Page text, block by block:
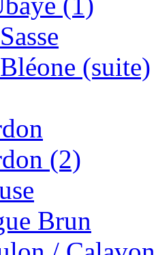
(suite)
(2)
Brun